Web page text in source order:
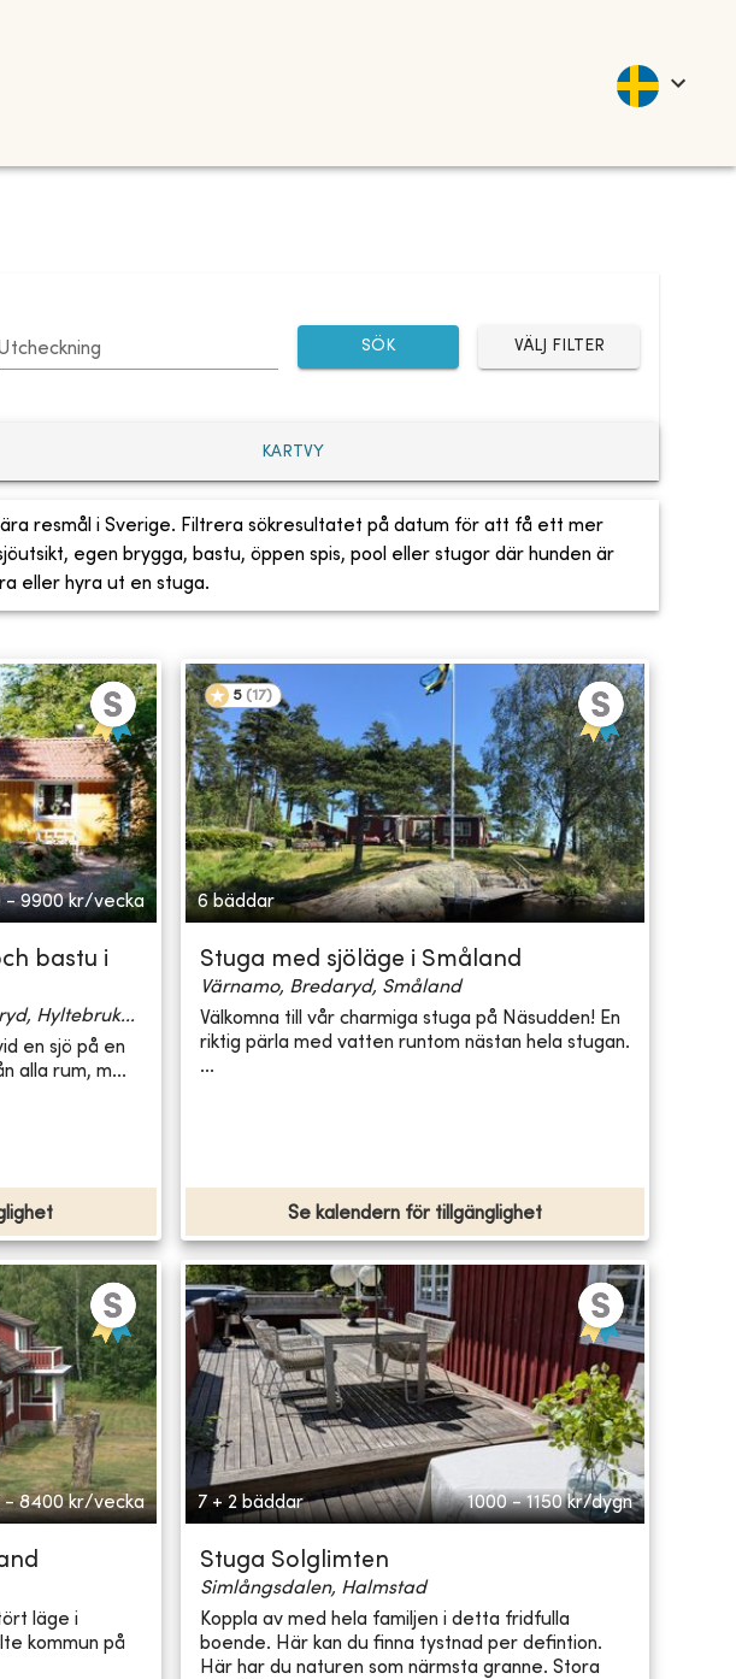
SÖK VÄLJ FILTER
KARTVY
resmål i Sverige. Filtrera sökresultatet på datum för att få ett mer
egen brygga, bastu, öppen spis, pool eller stugor där hunden är
eller hyra ut en stuga.
- 9900 kr/vecka
bastu i
Hyltebruk...
en sjö på en
alla rum, m...
5 (17)
6 bäddar
Stuga med sjöläge i Småland
Värnamo, Bredaryd, Småland
Välkomna till vår charmiga stuga på Näsudden! En
riktig pärla med vatten runtom nästan hela stugan.
...
Se kalendern för tillgänglighet
- 8400 kr/vecka
läge i
kommun på
7 + 2 bäddar 1000 - 1150 kr/dygn
Stuga Solglimten
Simlångsdalen, Halmstad
Koppla av med hela familjen i detta fridfulla
boende. Här kan du finna tystnad per defintion.
Här har du naturen som närmsta granne. Stora